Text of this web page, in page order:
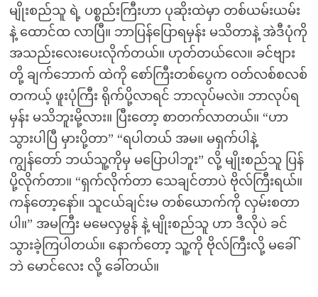
မျိုးစည်သူ ရဲ့ ပစ္စည်းကြီးဟာ ပုဆိုးထဲမှာ တစ်ယမ်းယမ်း
နဲ့ ထောင်ထ လာပြီ။ ဘာပြန်ပြောရမှန်း မသိတာနဲ့ အဲဒီပုံကို
အသည်းလေးပေးလိုက်တယ်။ ဟုတ်တယ်လေ။ ခင်ဗျား
တို့ ချက်ဘောက် ထဲကို စော်ကြီးတစ်ပွေက ဝတ်လစ်စလစ်
တကယ့် ဖူးပုံကြီး ရိုက်ပို့လာရင် ဘာလုပ်မလဲ။ ဘာလုပ်ရ
မှန်း မသိဘူးမို့လား။ ပြီးတော့ စာတက်လာတယ်။ “ဟာ
သွားပါပြီ မှားပို့တာ” “ရပါတယ် အမ။ မရှက်ပါနဲ့
ကျွန်တော် ဘယ်သူ့ကိုမှ မပြောပါဘူး” လို့ မျိုးစည်သူ ပြန်
ပို့လိုက်တာ။ “ရှက်လိုက်တာ သေချင်တာပဲ ဗိုလ်ကြီးရယ်။
ကန်တော့နော်။ သူငယ်ချင်းမ တစ်ယောက်ကို လှမ်းစတာ
ပါ။” အမကြီး မမေလှမွန် နဲ့ မျိုးစည်သူ ဟာ ဒီလိုပဲ ခင်
သွားခဲ့ကြပါတယ်။ နောက်တော့ သူ့ကို ဗိုလ်ကြီးလို့ မခေါ်
ဘဲ မောင်လေး လို့ ခေါ်တယ်။